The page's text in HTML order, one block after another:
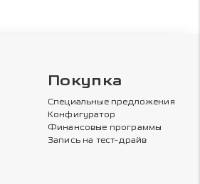
Покупка
Специальные предложения
Конфигуратор
Финансовые программы
Запись на тест-драйв